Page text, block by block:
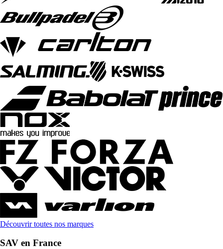
Découvrir toutes nos marques
SAV en France